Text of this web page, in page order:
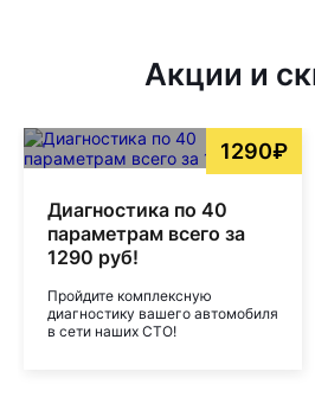
Акции и
1290₽
Диагностика по 40
параметрам всего за
1290 руб!
Пройдите комплексную
диагностику вашего автомобиля
в сети наших СТО!